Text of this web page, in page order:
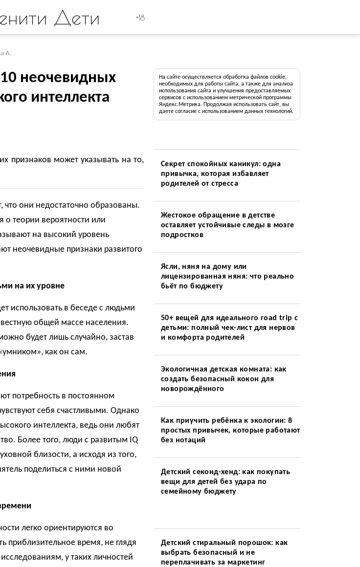
Дети +18
А.
неочевидных
интеллекта
признаков может указывать на то,
они недостаточно образованы.
теории вероятности или
на высокий уровень
неочевидные признаки развитого
на их уровне
использовать в беседе с людьми
общей массе населения.
будет лишь случайно, застав
как он сам.
потребность в постоянном
себя счастливыми. Однако
интеллекта, ведь они любят
Более того, люди с развитым IQ
близости, а исходя из того,
поделиться с ними новой
легко ориентируются во
приблизительное время, не глядя
у таких личностей
На сайте осуществляется обработка файлов cookie,
необходимых для работы сайта, а также для анализа
использования сайта и улучшения предоставляемых
сервисов с использованием метрической программы
Яндекс.Метрика. Продолжая использовать сайт, вы
даете согласие с использованием данных технологий.
Секрет спокойных каникул: одна
привычка, которая избавляет
родителей от стресса
Жестокое обращение в детстве
оставляет устойчивые следы в мозге
подростков
Ясли, няня на дому или
лицензированная няня: что реально
бьёт по бюджету
50+ вещей для идеального road trip с
детьми: полный чек-лист для нервов
и комфорта родителей
Экологичная детская комната: как
создать безопасный кокон для
новорождённого
Как приучить ребёнка к экологии: 8
простых привычек, которые работают
без нотаций
Детский секонд-хенд: как покупать
вещи для детей без удара по
семейному бюджету
Детский стиральный порошок: как
выбрать безопасный и не
переплачивать за маркетинг